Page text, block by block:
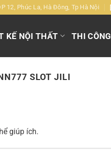
12, Phúc La, Hà Đông, Tp Hà Nội
KẾ NỘI THẤT THI CÔNG
SLOT JILI
giúp ích.